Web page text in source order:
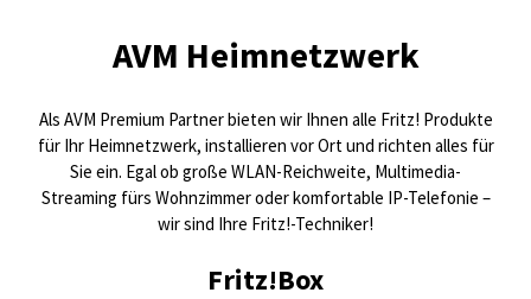
AVM Heimnetzwerk
Als AVM Premium Partner bieten wir Ihnen alle Fritz! Produkte
für Ihr Heimnetzwerk, installieren vor Ort und richten alles für
Sie ein. Egal ob große WLAN-Reichweite, Multimedia-
Streaming fürs Wohnzimmer oder komfortable IP-Telefonie –
wir sind Ihre Fritz!-Techniker!
Fritz!Box